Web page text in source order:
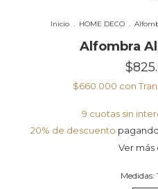
Inicio . HOME DECO .
Alfombra
$660.000 con
9 cuotas sin
20% de descuento
Ver más
Medidas: